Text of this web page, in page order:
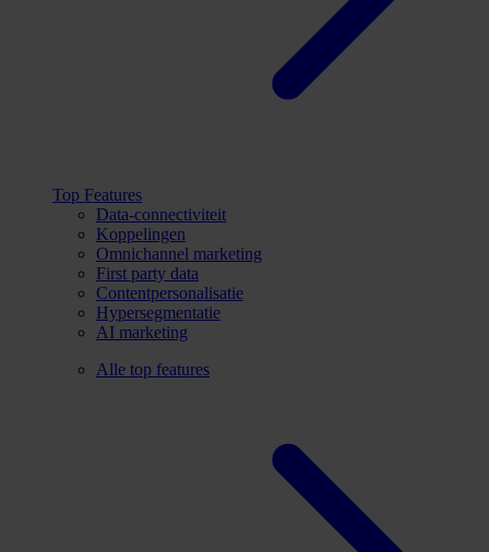
Top Features
Data-connectiviteit
Koppelingen
Omnichannel marketing
First party data
Contentpersonalisatie
Hypersegmentatie
AI marketing
Alle top features